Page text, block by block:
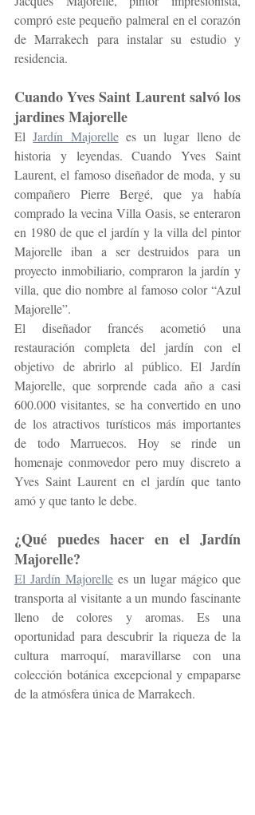
compró este pequeño palmeral en el corazón
de Marrakech para instalar su estudio y
residencia.
Cuando Yves Saint Laurent salvó los
jardines Majorelle
El Jardín Majorelle es un lugar lleno de
historia y leyendas. Cuando Yves Saint
Laurent, el famoso diseñador de moda, y su
compañero Pierre Bergé, que ya había
comprado la vecina Villa Oasis, se enteraron
en 1980 de que el jardín y la villa del pintor
Majorelle iban a ser destruidos para un
proyecto inmobiliario, compraron la jardín y
villa, que dio nombre al famoso color “Azul
Majorelle”.
El diseñador francés acometió una
restauración completa del jardín con el
objetivo de abrirlo al público. El Jardín
Majorelle, que sorprende cada año a casi
600.000 visitantes, se ha convertido en uno
de los atractivos turísticos más importantes
de todo Marruecos. Hoy se rinde un
homenaje conmovedor pero muy discreto a
Yves Saint Laurent en el jardín que tanto
amó y que tanto le debe.
¿Qué puedes hacer en el Jardín
Majorelle?
El Jardín Majorelle es un lugar mágico que
transporta al visitante a un mundo fascinante
lleno de colores y aromas. Es una
oportunidad para descubrir la riqueza de la
cultura marroquí, maravillarse con una
colección botánica excepcional y empaparse
de la atmósfera única de Marrakech.